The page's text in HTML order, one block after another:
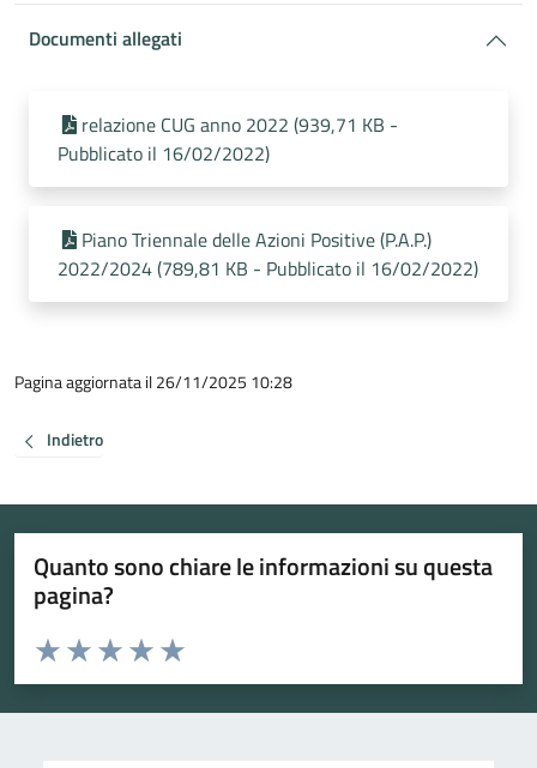
Documenti allegati
relazione CUG anno 2022 (939,71 KB -
Pubblicato il 16/02/2022)
Piano Triennale delle Azioni Positive (P.A.P.)
2022/2024 (789,81 KB - Pubblicato il 16/02/2022)
Pagina aggiornata il 26/11/2025 10:28
Indietro
Quanto sono chiare le informazioni su questa
pagina?
Valuta da 1 a 5 stelle la pagina
Valuta 5 stelle su 5
Valuta 4 stelle su 5
Valuta 3 stelle su 5
Valuta 2 stelle su 5
Valuta 1 stelle su 5